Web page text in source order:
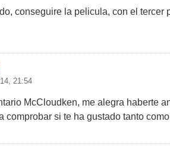
conseguire la pelicula, con el tercer
21:54
McCloudken, me alegra haberte
comprobar si te ha gustado tanto